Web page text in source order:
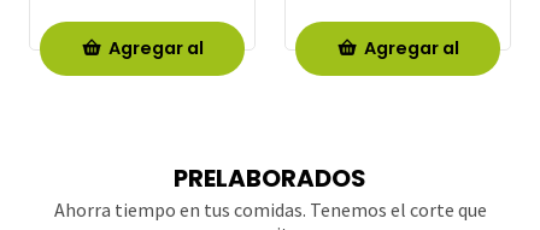
Agregar al Agregar al
PRELABORADOS
Ahorra tiempo en tus comidas. Tenemos el corte que